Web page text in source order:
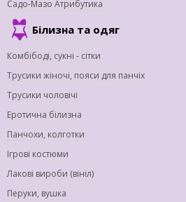
Садо-Мазо Атрибутика
Білизна та одяг
Комбібоді, сукні - сітки
Трусики жіночі, пояси для панчіх
Трусики чоловічі
Еротична білизна
Панчохи, колготки
Ігрові костюми
Лакові вироби (вініл)
Перуки, вушка